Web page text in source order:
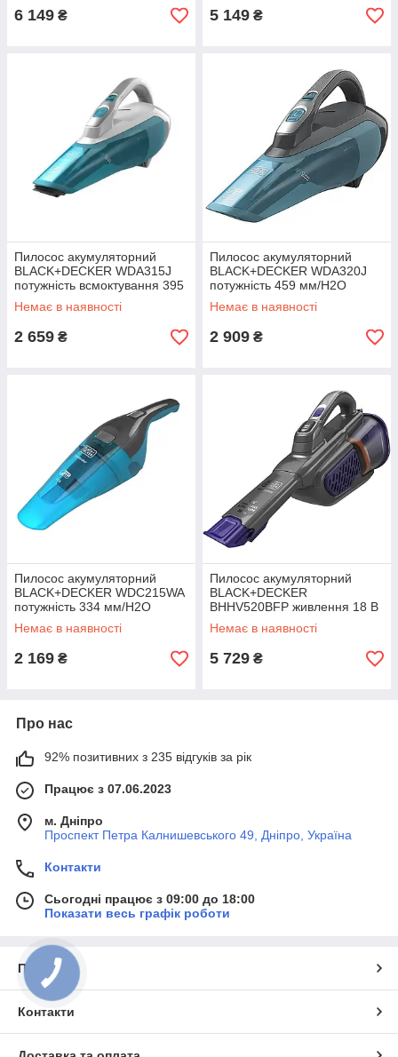
6 149 ₴ 5 149 ₴
Пилосос акумуляторний
BLACK+DECKER WDA315J
потужність всмоктування 395
мм/Н2О ємність акумулятора
1.5 Аг вага 0.9 кг
Немає в наявності
2 659 ₴
Пилосос акумуляторний
BLACK+DECKER WDA320J
потужність 459 мм/Н2О
ємність акумулятора 2.0 Аг
вага 0.9 кг
Немає в наявності
2 909 ₴
Пилосос акумуляторний
BLACK+DECKER WDC215WA
потужність 334 мм/Н2О
ємність акумулятора 1.5 Аг
повітряний потік 837 л/хв
Немає в наявності
2 169 ₴
Пилосос акумуляторний
BLACK+DECKER
BHHV520BFP живлення 18 В
ємність 2 Аг вага 1.22 кг час
роботи 21 хвилина
Немає в наявності
5 729 ₴
Про нас
92% позитивних з 235 відгуків за рік
Працює з 07.06.2023
м. Дніпро
Проспект Петра Калнишевського 49, Дніпро, Україна
Контакти
Сьогодні працює з 09:00 до 18:00
Показати весь графік роботи
Про нас
Контакти